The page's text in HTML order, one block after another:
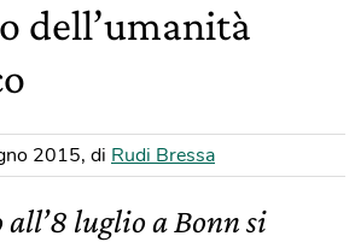
dell’umanità
2015, di Rudi Bressa
luglio a Bonn si